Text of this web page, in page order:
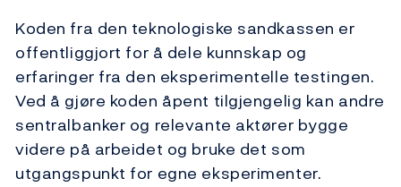
Koden fra den teknologiske sandkassen er
offentliggjort for å dele kunnskap og
erfaringer fra den eksperimentelle testingen.
Ved å gjøre koden åpent tilgjengelig kan andre
sentralbanker og relevante aktører bygge
videre på arbeidet og bruke det som
utgangspunkt for egne eksperimenter.